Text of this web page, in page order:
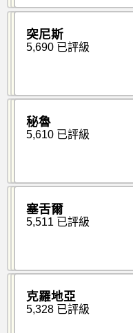
突尼斯
5,690 已評級
秘魯
5,610 已評級
塞舌爾
5,511 已評級
克羅地亞
5,328 已評級